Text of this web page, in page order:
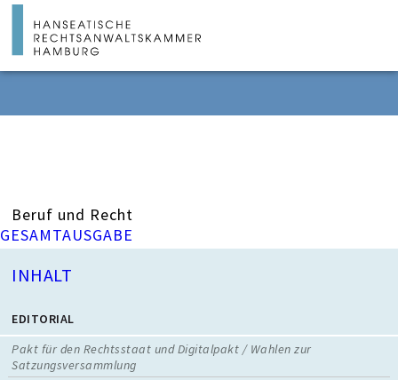
Beruf und Recht
GESAMTAUSGABE
INHALT
EDITORIAL
Pakt für den Rechtsstaat und Digitalpakt / Wahlen zur
Satzungsversammlung